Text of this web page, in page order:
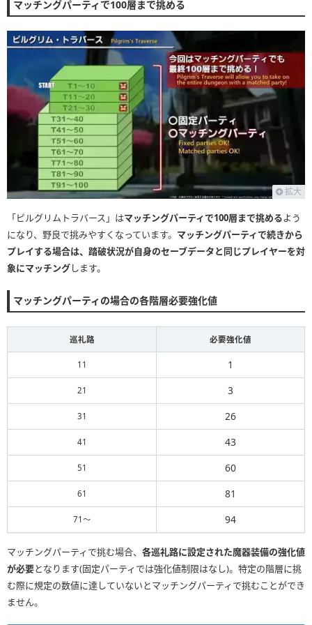
マッチングパーティで100層まで挑める
拡大
「ピルグリムトラバース」はマッチングパーティで100層まで挑めるよう
になり、野良で挑みやすくなっています。 マッチングパーティで続きから
プレイする場合は、踏破状況が自身のセーブデータと同じプレイヤーを対
象にマッチングします。
マッチングパーティの場合の各階層必要強化値
巡礼路 必要強化値
11 1
21 3
31 26
41 43
51 60
61 81
71〜 94
マッチングパーティで挑む場合、 各巡礼路に設定された魔器装備の強化値
が必要となります(固定パーティでは強化値制限はなし)。特定の階層に挑
む際に規定の数値に達していないとマッチングパーティで挑むことができ
ません。